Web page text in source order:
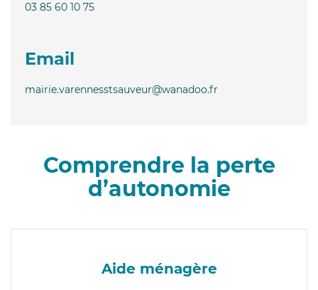
03 85 60 10 75
Email
mairie.varennesstsauveur@wanadoo.fr
Comprendre la perte
d’autonomie
Aide ménagère